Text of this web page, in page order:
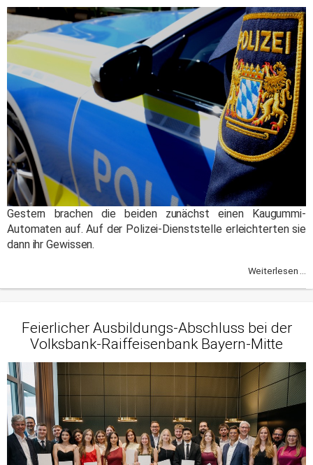
Gestern brachen die beiden zunächst einen Kaugummi-
Automaten auf. Auf der Polizei-Dienststelle erleichterten sie
dann ihr Gewissen.
Weiterlesen ...
Feierlicher Ausbildungs-Abschluss bei der
Volksbank-Raiffeisenbank Bayern-Mitte